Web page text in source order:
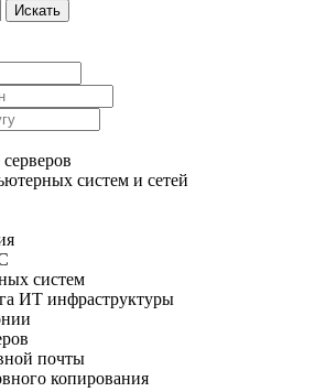
систем и сетей
систем
ИТ инфраструктуры
почты
копирования